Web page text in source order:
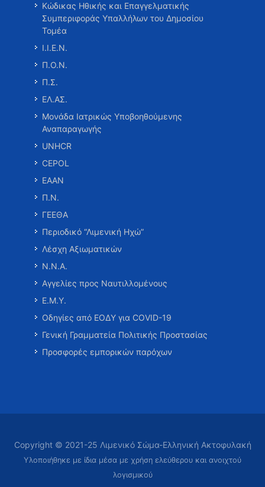
Κώδικας Ηθικής και Επαγγελματικής
Συμπεριφοράς Υπαλλήλων του Δημοσίου
Τομέα
Ι.Ι.Ε.Ν.
Π.Ο.Ν.
Π.Σ.
ΕΛ.ΑΣ.
Μονάδα Ιατρικώς Υποβοηθούμενης
Αναπαραγωγής
UNHCR
CEPOL
ΕΑΑΝ
Π.Ν.
ΓΕΕΘΑ
Περιοδικό “Λιμενική Ηχώ”
Λέσχη Αξιωματικών
Ν.Ν.Α.
Αγγελίες προς Ναυτιλλομένους
Ε.Μ.Υ.
Οδηγίες από ΕΟΔΥ για COVID-19
Γενική Γραμματεία Πολιτικής Προστασίας
Προσφορές εμπορικών παρόχων
Copyright © 2021-25 Λιμενικό Σώμα-Ελληνική Ακτοφυλακή
Υλοποιήθηκε με ίδια μέσα με χρήση ελεύθερου και ανοιχτού
λογισμικού